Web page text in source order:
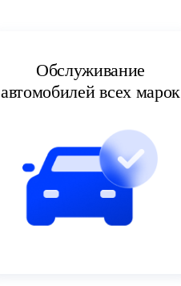
Обслуживание
автомобилей всех марок